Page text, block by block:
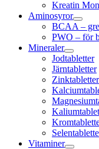
Kreatin
Aminosyror
BCAA –
PWO – för
Mineraler
Jodtabletter
Järntabletter
Zinktabletter
Vitaminer